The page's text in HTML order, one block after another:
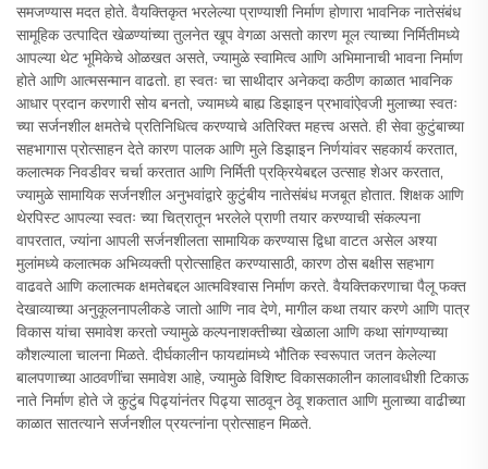
समजण्यास मदत होते. वैयक्तिकृत भरलेल्या प्राण्याशी निर्माण होणारा भावनिक नातेसंबंध
सामूहिक उत्पादित खेळण्यांच्या तुलनेत खूप वेगळा असतो कारण मूल त्याच्या निर्मितीमध्ये
आपल्या थेट भूमिकेचे ओळखत असते, ज्यामुळे स्वामित्व आणि अभिमानाची भावना निर्माण
होते आणि आत्मसन्मान वाढतो. हा स्वतः चा साथीदार अनेकदा कठीण काळात भावनिक
आधार प्रदान करणारी सोय बनतो, ज्यामध्ये बाह्य डिझाइन प्रभावांऐवजी मुलाच्या स्वतः
च्या सर्जनशील क्षमतेचे प्रतिनिधित्व करण्याचे अतिरिक्त महत्त्व असते. ही सेवा कुटुंबाच्या
सहभागास प्रोत्साहन देते कारण पालक आणि मुले डिझाइन निर्णयांवर सहकार्य करतात,
कलात्मक निवडीवर चर्चा करतात आणि निर्मिती प्रक्रियेबद्दल उत्साह शेअर करतात,
ज्यामुळे सामायिक सर्जनशील अनुभवांद्वारे कुटुंबीय नातेसंबंध मजबूत होतात. शिक्षक आणि
थेरपिस्ट आपल्या स्वतः च्या चित्रातून भरलेले प्राणी तयार करण्याची संकल्पना
वापरतात, ज्यांना आपली सर्जनशीलता सामायिक करण्यास द्विधा वाटत असेल अश्या
मुलांमध्ये कलात्मक अभिव्यक्ती प्रोत्साहित करण्यासाठी, कारण ठोस बक्षीस सहभाग
वाढवते आणि कलात्मक क्षमतेबद्दल आत्मविश्वास निर्माण करते. वैयक्तिकरणाचा पैलू फक्त
देखाव्याच्या अनुकूलनापलीकडे जातो आणि नाव देणे, मागील कथा तयार करणे आणि पात्र
विकास यांचा समावेश करतो ज्यामुळे कल्पनाशक्तीच्या खेळाला आणि कथा सांगण्याच्या
कौशल्याला चालना मिळते. दीर्घकालीन फायद्यांमध्ये भौतिक स्वरूपात जतन केलेल्या
बालपणाच्या आठवणींचा समावेश आहे, ज्यामुळे विशिष्ट विकासकालीन कालावधीशी टिकाऊ
नाते निर्माण होते जे कुटुंब पिढ्यांनंतर पिढ्या साठवून ठेवू शकतात आणि मुलाच्या वाढीच्या
काळात सातत्याने सर्जनशील प्रयत्नांना प्रोत्साहन मिळते.